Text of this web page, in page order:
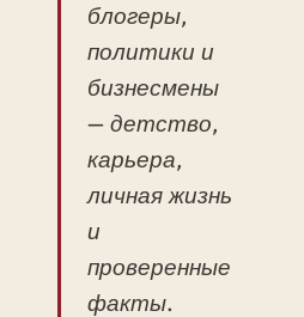
блогеры,
политики и
бизнесмены
— детство,
карьера,
личная жизнь
и
проверенные
факты.